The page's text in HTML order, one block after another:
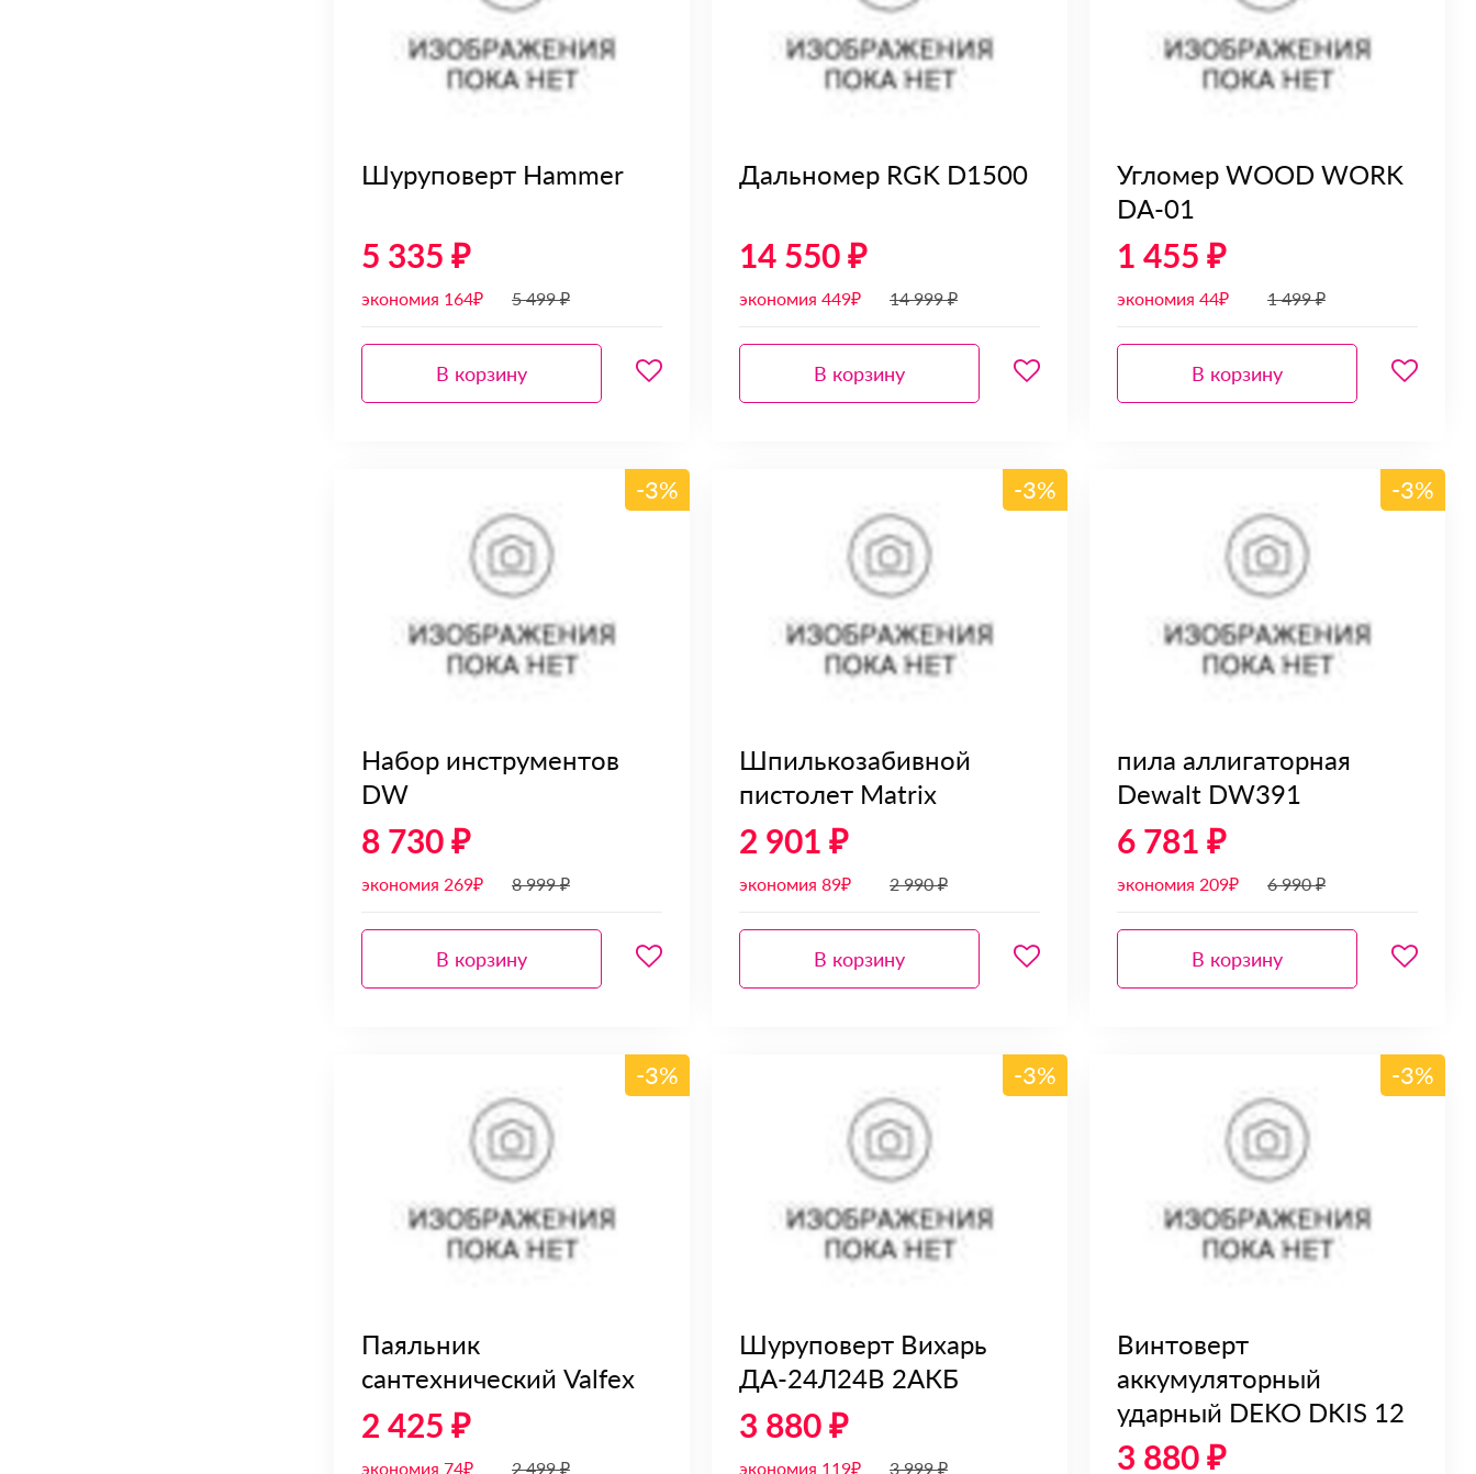
Шуруповерт Hammer
5 335 ₽
экономия 164₽ 5 499 ₽
В корзину
Дальномер RGK D1500
14 550 ₽
экономия 449₽ 14 999 ₽
В корзину
Угломер WOOD WORK
DA-01
1 455 ₽
экономия 44₽ 1 499 ₽
В корзину
-3%
Набор инструментов
DW
8 730 ₽
экономия 269₽ 8 999 ₽
В корзину
-3%
Шпилькозабивной
пистолет Matrix
2 901 ₽
экономия 89₽ 2 990 ₽
В корзину
-3%
пила аллигаторная
Dewalt DW391
6 781 ₽
экономия 209₽ 6 990 ₽
В корзину
-3%
Паяльник
сантехнический Valfex
2 425 ₽
экономия 74₽ 2 499 ₽
-3%
Шуруповерт Вихарь
ДА-24Л24В 2АКБ
3 880 ₽
экономия 119₽ 3 999 ₽
-3%
Винтоверт
аккумуляторный
ударный DEKO DKIS 12
3 880 ₽